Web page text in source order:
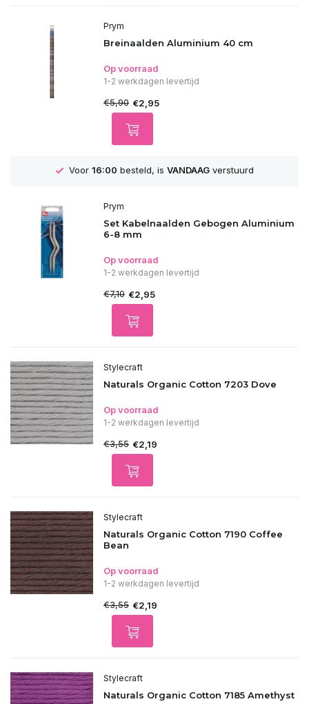
Prym
Breinaalden Aluminium 40 cm
Op voorraad
1-2 werkdagen levertijd
€5,90 €2,95
GRATISVerzending vanaf 75€
Prym
Set Kabelnaalden Gebogen Aluminium
6-8 mm
Op voorraad
1-2 werkdagen levertijd
€7,10 €2,95
Stylecraft
Naturals Organic Cotton 7203 Dove
Op voorraad
1-2 werkdagen levertijd
€3,55 €2,19
Stylecraft
Naturals Organic Cotton 7190 Coffee
Bean
Op voorraad
1-2 werkdagen levertijd
€3,55 €2,19
Stylecraft
Naturals Organic Cotton 7185 Amethyst